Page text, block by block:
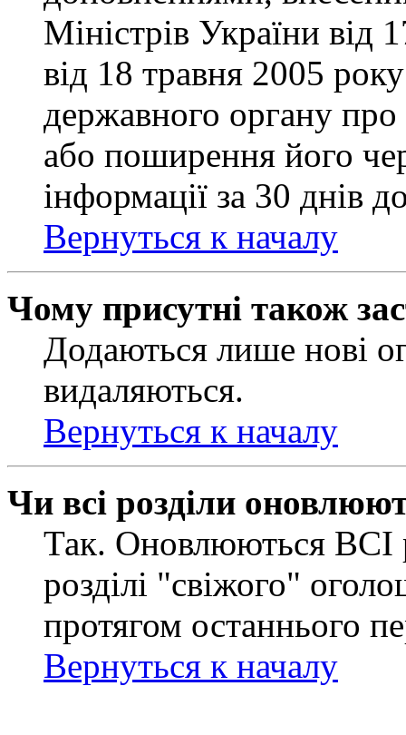
Міністрів України від
від 18 травня 2005
державного органу
або поширення його
інформації за 30 днів
Вернуться к началу
Чому присутні також
Додаються лише нові
видаляються.
Вернуться к началу
Чи всі розділи
Так. Оновлюються ВСІ
розділі "свіжого"
протягом останнього
Вернуться к началу